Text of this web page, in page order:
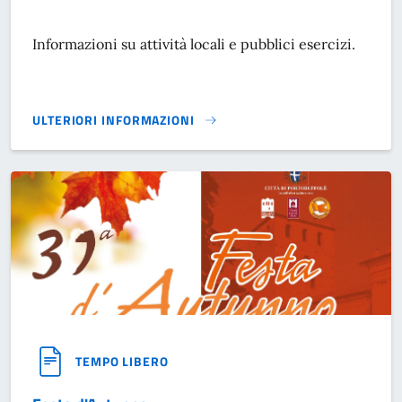
Informazioni su attività locali e pubblici esercizi.
ULTERIORI INFORMAZIONI
ATTIVITÀ LOCALI E PUBBLICI ESERCIZI}
TEMPO LIBERO